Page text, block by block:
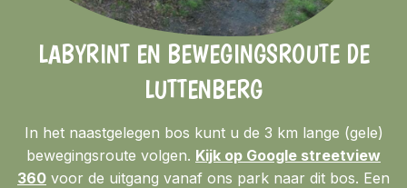
LABYRINT EN BEWEGINGSROUTE DE
LUTTENBERG
In het naastgelegen bos kunt u de 3 km lange (gele)
bewegingsroute volgen. Kijk op Google streetview
360 voor de uitgang vanaf ons park naar dit bos. Een